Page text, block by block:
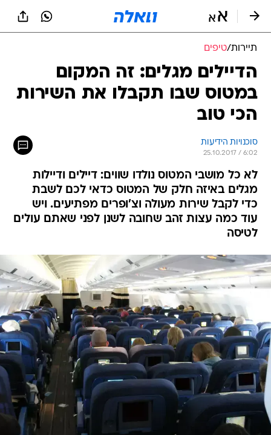
תיירות/טיפים
הדיילים מגלים: זה המקום
במטוס שבו תקבלו את השירות
הכי טוב
סוכנויות הידיעות
25.10.2017 / 6:02
לא כל מושבי המטוס נולדו שווים: דיילים ודיילות
מגלים באיזה חלק של המטוס כדאי לכם לשבת
כדי לקבל שירות מעולה וצ'ופרים מפתיעים. ויש
עוד כמה עצות זהב שחובה לשנן לפני שאתם עולים
לטיסה